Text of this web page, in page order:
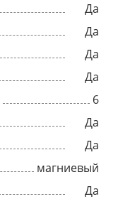
Да
Да
Да
Да
6
Да
Да
магниевый
Да